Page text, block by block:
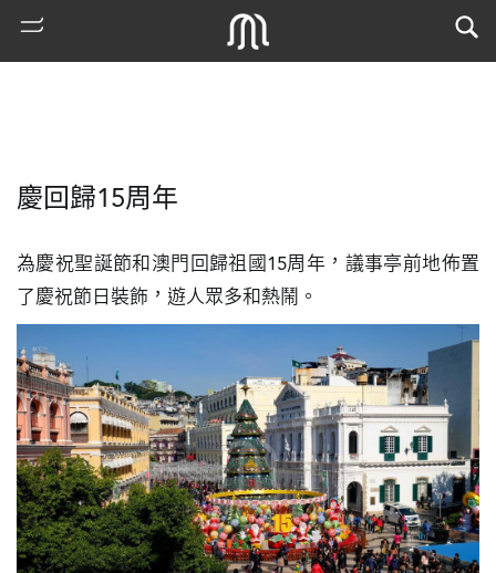
門
搜
索
古
地
圖
慶回歸15周年
為慶祝聖誕節和澳門回歸祖國15周年，議事亭前地佈置
了慶祝節日裝飾，遊人眾多和熱鬧。